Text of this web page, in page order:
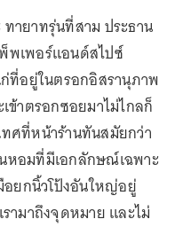
ายาทรุ่นที่สาม ประธาน
พเพอร์แอนด์สไปซ์
ที่อยู่ในตรอกอิสรานุภาพ
ข้าตรอกซอยมาไม่ไกลก็
ทศที่หน้าร้านทันสมัยกว่า
หอมที่มีเอกลักษณ์เฉพาะ
ยกนิ้วโป้งอันใหญ่อยู่
ามาถึงจุดหมาย และไม่